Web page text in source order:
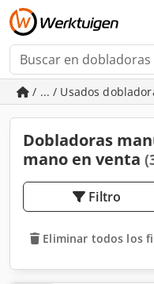
/ ... / Usados
Dobladoras
mano en venta
Filtro
Eliminar todos los